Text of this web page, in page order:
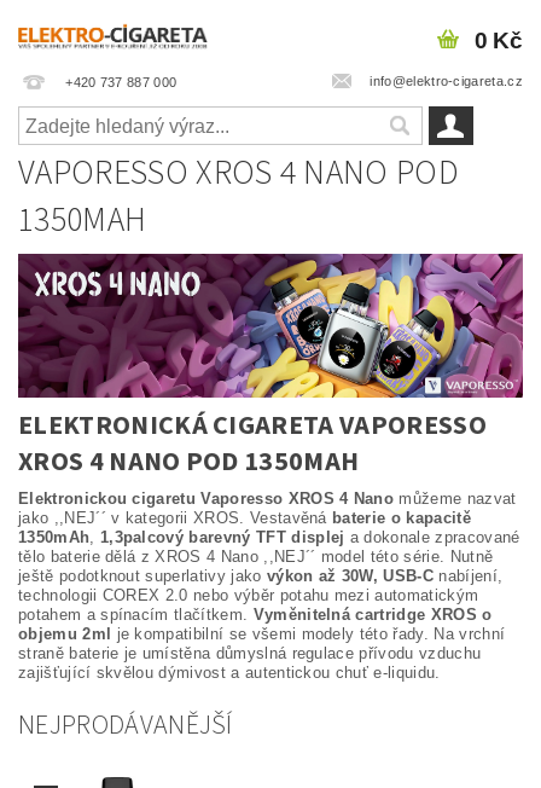
+420 737 887 000 info@elektro-cigareta.cz
0 Kč
VAPORESSO XROS 4 NANO POD
1350MAH
ELEKTRONICKÁ CIGARETA VAPORESSO
XROS 4 NANO POD 1350MAH
Elektronickou cigaretu Vaporesso XROS 4 Nano můžeme nazvat
jako ,,NEJ´´ v kategorii XROS. Vestavěná baterie o kapacitě
1350mAh
1,3palcový barevný TFT displej a dokonale zpracované
tělo baterie dělá z XROS 4 Nano ,,NEJ´´ model této série. Nutně
ještě podotknout superlativy jako výkon až 30W, USB-Cnabíjení,
technologii COREX 2.0 nebo výběr potahu mezi automatickým
potahem a spínacím tlačítkem. Vyměnitelná cartridge XROS o
objemu 2ml
je kompatibilní se všemi modely této řady. Na vrchní
straně baterie je umístěna důmyslná regulace přívodu vzduchu
zajišťující skvělou dýmivost a autentickou chuť e-liquidu.
NEJPRODÁVANĚJŠÍ